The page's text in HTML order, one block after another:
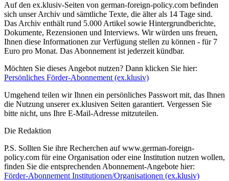
Auf den ex.klusiv-Seiten von german-foreign-policy.com befinden
sich unser Archiv und sämtliche Texte, die älter als 14 Tage sind.
Das Archiv enthält rund 5.000 Artikel sowie Hintergrundberichte,
Dokumente, Rezensionen und Interviews. Wir würden uns freuen,
Ihnen diese Informationen zur Verfügung stellen zu können - für 7
Euro pro Monat. Das Abonnement ist jederzeit kündbar.
Möchten Sie dieses Angebot nutzen? Dann klicken Sie hier:
Persönliches Förder-Abonnement (ex.klusiv)
Umgehend teilen wir Ihnen ein persönliches Passwort mit, das Ihnen
die Nutzung unserer ex.klusiven Seiten garantiert. Vergessen Sie
bitte nicht, uns Ihre E-Mail-Adresse mitzuteilen.
Die Redaktion
P.S. Sollten Sie ihre Recherchen auf www.german-foreign-
policy.com für eine Organisation oder eine Institution nutzen wollen,
finden Sie die entsprechenden Abonnement-Angebote hier:
Förder-Abonnement Institutionen/Organisationen (ex.klusiv)